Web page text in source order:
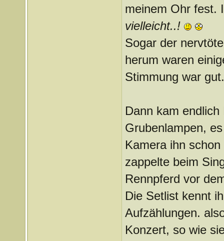
meinem Ohr fest.
vielleicht..!
Sogar der
herum waren
Stimmung war gut.
Dann kam
Grubenlampen,
Kamera ihn
zappelte beim
Rennpferd vor
Die Setlist kennt
Aufzählungen.
Konzert, so wie